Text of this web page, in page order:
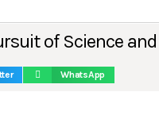
of Science
WhatsApp